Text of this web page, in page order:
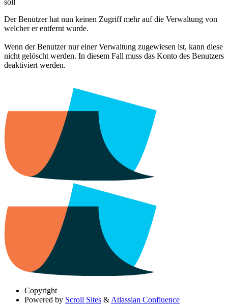
soll
Der Benutzer hat nun keinen Zugriff mehr auf die Verwaltung von
welcher er entfernt wurde.
Wenn der Benutzer nur einer Verwaltung zugewiesen ist, kann diese
nicht gelöscht werden. In diesem Fall muss das Konto des Benutzers
deaktiviert werden.
Copyright
Powered by Scroll Sites &Atlassian Confluence